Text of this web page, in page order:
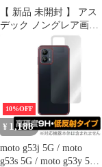
【 新品 未開封 】 アス
デック ノングレア画面
保護フィルム3 moto
g53j/g53y 5G用
NGBMMG53J 未使用 送
10%OFF
¥ 1,188
moto g53j 5G / moto
g53s 5G / moto g53y 5G